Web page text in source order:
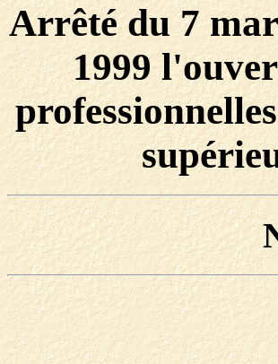
Arrêté du 7
1999